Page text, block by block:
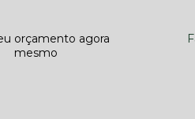
orçamento agora
mesmo